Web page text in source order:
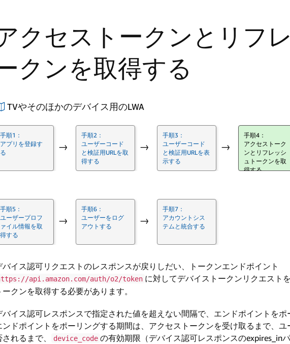
クセストークンとリフ
クンを取得する
TVやそのほかのデバイス用のLWA
手順1：
アプリを登録す
る
→
手順2：
ユーザーコード
と検証用URLを取
得する
→
手順3：
ユーザーコード
と検証用URLを表
示する
→
手順4：
アクセストーク
ンとリフレッシ
ュトークンを取
得する
手順5：
ユーザープロフ
ァイル情報を取
得する
→
手順6：
ユーザーをログ
アウトする
→
手順7：
アカウントシス
テムと統合する
バイス認可リクエストのレスポンスが戻りしだい、トークンエンドポイント
api.amazon.com/auth/o2/token に対してデバイストークンリクエスト
ークンを取得する必要があります。
バイス認可レスポンスで指定された値を超えない間隔で、エンドポイントをポ
ンドポイントをポーリングする期間は、アクセストークンを受け取るまで、
されるまで、
device_code の有効期限（デバイス認可レスポンスのexpires_in